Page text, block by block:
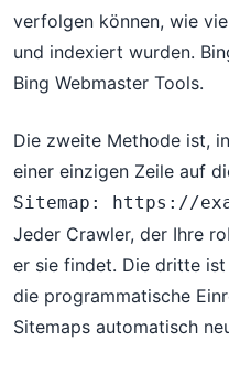
verfolgen können, wie
und indexiert wurden.
Bing Webmaster Tools.
Die zweite Methode ist,
einer einzigen Zeile auf
Sitemap: https://
Jeder Crawler, der Ihre
er sie findet. Die dritte
die programmatische
Sitemaps automatisch